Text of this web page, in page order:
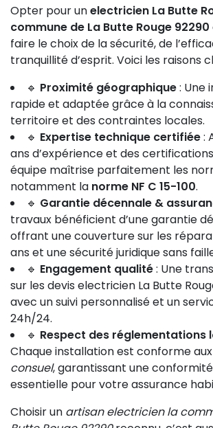
Opter pour unelectricien La Butte
commune de La Butte Rouge 92290
faire le choix de la sécurité, de
tranquillité d’esprit. Voici les raisons
🔹 Proximité géographique: Une
rapide et adaptée grâce à la
territoire et des contraintes locales.
🔹 Expertise technique certifiée:
ans d’expérience et des
équipe maîtrise parfaitement les
notamment la norme NF C 15-100.
🔹 Garantie décennale &
travaux bénéficient d’une garantie
offrant une couverture sur les
ans et une sécurité juridique sans
🔹 Engagement qualité: Une
sur les devis electricien La Butte
avec un suivi personnalisé et un
24h/24.
🔹 Respect des réglementations
Chaque installation est conforme
consuel, garantissant une
essentielle pour votre assurance
Choisir un artisan electricien la